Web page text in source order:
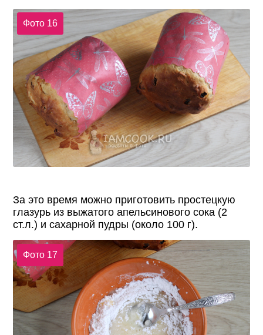
Фото 16
За это время можно приготовить простецкую
глазурь из выжатого апельсинового сока (2
ст.л.) и сахарной пудры (около 100 г).
Фото 17